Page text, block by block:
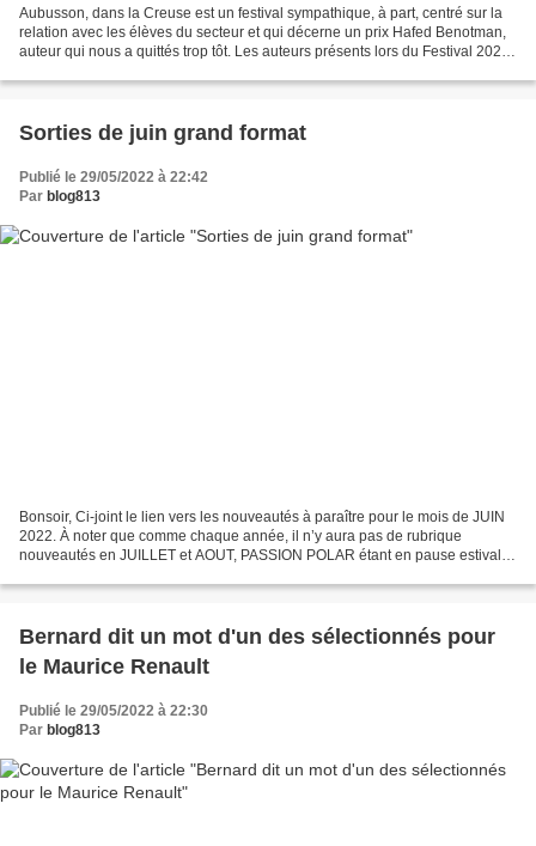
Aubusson, dans la Creuse est un festival sympathique, à part, centré sur la
relation avec les élèves du secteur et qui décerne un prix Hafed Benotman,
auteur qui nous a quittés trop tôt. Les auteurs présents lors du Festival 2022
Sorties de juin grand format
Publié le 29/05/2022 à 22:42
Par blog813
Bonsoir, Ci-joint le lien vers les nouveautés à paraître pour le mois de JUIN
2022. À noter que comme chaque année, il n’y aura pas de rubrique
nouveautés en JUILLET et AOUT, PASSION POLAR étant en pause estivales
Bernard dit un mot d'un des sélectionnés pour
le Maurice Renault
Publié le 29/05/2022 à 22:30
Par blog813